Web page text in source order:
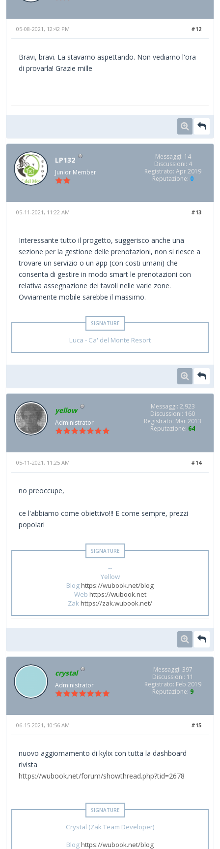
#12
05-08-2021, 12:42 PM
Bravi, bravi. La stavamo aspettando. Non vediamo l'ora
di provarla! Grazie mille
LP132
Junior Member
Messaggi: 14
Discussioni: 4
Registrato: Apr 2019
Reputazione: 0
#13
05-11-2021, 11:22 AM
Interessante tutto il progetto, suggerisco anche una
sezione per la gestione delle prenotazioni, non si riesce a
trovare un servizio o un app (con costi umani) che
consenta di gestire in modo smart le prenotazioni con
relativa assegnazione dei tavoli nelle varie zone.
Ovviamente mobile sarebbe il massimo.
Luca - Ca' del Monte Resort
yellow
Administrator
Messaggi: 2,923
Discussioni: 160
Registrato: Mar 2013
Reputazione: 64
#14
05-11-2021, 11:25 AM
no preoccupe,
ce l'abbiamo come obiettivo!!! E come sempre, prezzi
popolari
--
Yellow
Bloghttps://wubook.net/blog
Web https://wubook.net
Zak https://zak.wubook.net/
crystal
Administrator
Messaggi: 397
Discussioni: 11
Registrato: Feb 2019
Reputazione: 9
#15
06-15-2021, 10:56 AM
nuovo aggiornamento di kylix con tutta la dashboard
rivista
https://wubook.net/forum/showthread.php?tid=2678
Crystal (Zak Team Developer)
Bloghttps://wubook.net/blog